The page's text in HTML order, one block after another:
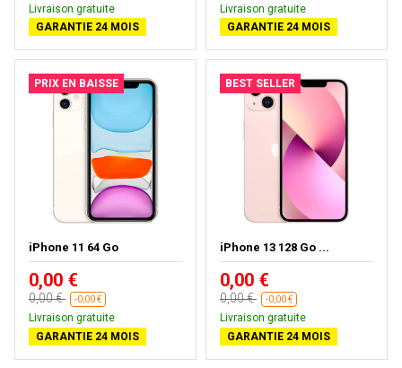
Livraison gratuite
GARANTIE 24 MOIS
Livraison gratuite
GARANTIE 24 MOIS
PRIX EN BAISSE
iPhone 11 64 Go
0,00 €
0,00 € -0,00 €
Livraison gratuite
GARANTIE 24 MOIS
BEST SELLER
iPhone 13 128 Go ...
0,00 €
0,00 € -0,00 €
Livraison gratuite
GARANTIE 24 MOIS